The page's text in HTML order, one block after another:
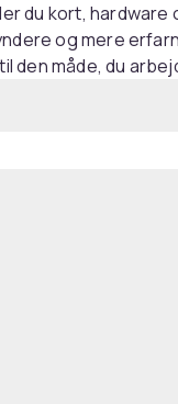
du kort, hardware
og mere
måde, du